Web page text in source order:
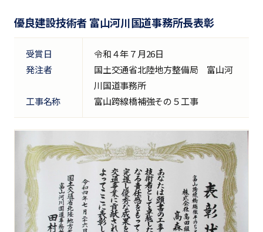
優良建設技術者 富山河川国道事務所長表彰
受賞日
令和４年７月26日
発注者
国土交通省北陸地方整備局 富山河
川国道事務所
工事名称
富山跨線橋補強その５工事